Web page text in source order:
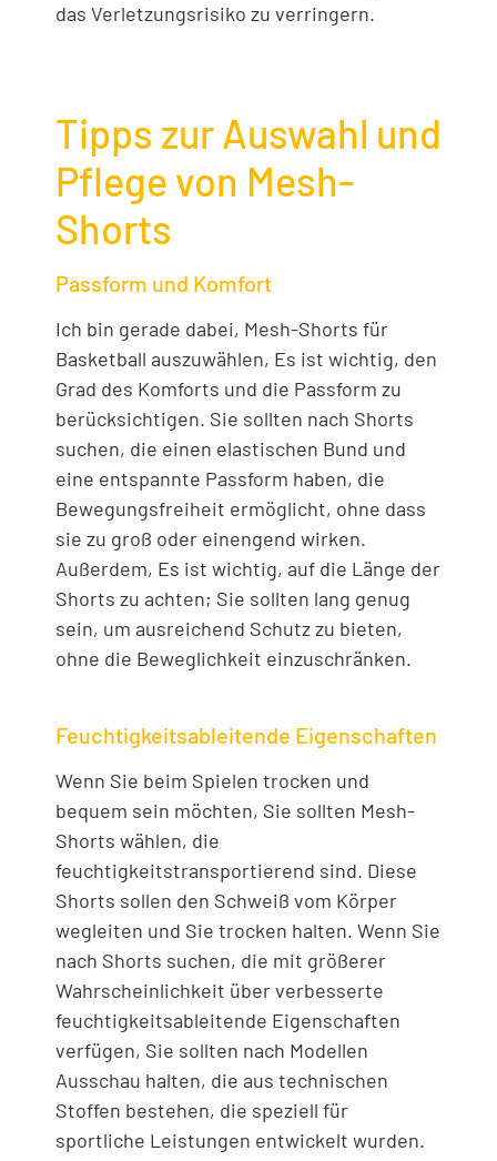
das Verletzungsrisiko zu verringern.
Tipps zur Auswahl und
Pflege von Mesh-
Shorts
Passform und Komfort
Ich bin gerade dabei, Mesh-Shorts für
Basketball auszuwählen, Es ist wichtig, den
Grad des Komforts und die Passform zu
berücksichtigen. Sie sollten nach Shorts
suchen, die einen elastischen Bund und
eine entspannte Passform haben, die
Bewegungsfreiheit ermöglicht, ohne dass
sie zu groß oder einengend wirken.
Außerdem, Es ist wichtig, auf die Länge der
Shorts zu achten; Sie sollten lang genug
sein, um ausreichend Schutz zu bieten,
ohne die Beweglichkeit einzuschränken.
Feuchtigkeitsableitende Eigenschaften
Wenn Sie beim Spielen trocken und
bequem sein möchten, Sie sollten Mesh-
Shorts wählen, die
feuchtigkeitstransportierend sind. Diese
Shorts sollen den Schweiß vom Körper
wegleiten und Sie trocken halten. Wenn Sie
nach Shorts suchen, die mit größerer
Wahrscheinlichkeit über verbesserte
feuchtigkeitsableitende Eigenschaften
verfügen, Sie sollten nach Modellen
Ausschau halten, die aus technischen
Stoffen bestehen, die speziell für
sportliche Leistungen entwickelt wurden.